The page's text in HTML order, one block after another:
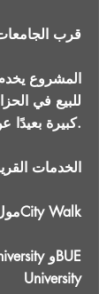
قرب
المشروع
للبيع في
كبيرة بعيدًا عن الكثافة السكانية.
🏢 الخدمات
مول العرب وCity Walk
University